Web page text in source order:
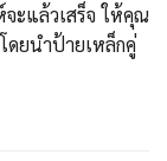
ะแล้วเสร็จ ให้คุณ
ดยนำป้ายเหล็กคู่